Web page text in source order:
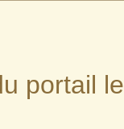
portail